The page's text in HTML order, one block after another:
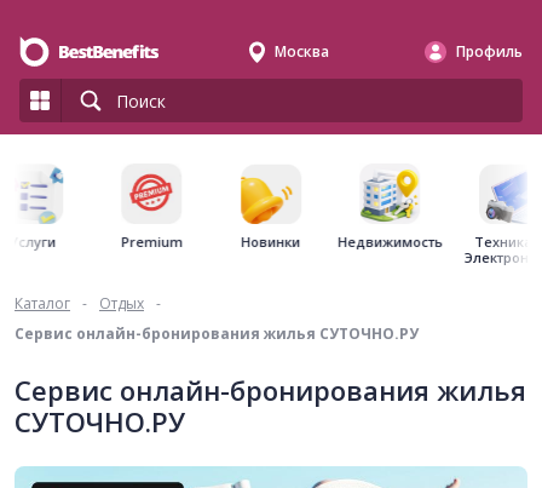
Москва Профиль
Услуги Premium Новинки Недвижимость
Техника
Каталог - Отдых -
Сервис онлайн-бронирования жилья СУТОЧНО.РУ
Сервис онлайн-бронирования жилья
СУТОЧНО.РУ